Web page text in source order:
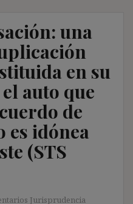
una
en su
auto que
de
es idónea
(STS
Jurisprudencia